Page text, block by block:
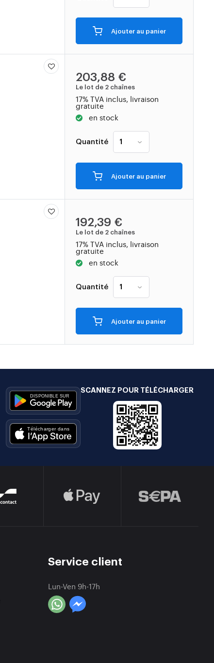
Ajouter au panier
203,88 €
Le lot de 2 chaînes
17% TVA inclus, livraison
gratuite
en stock
Quantité
Ajouter au panier
192,39 €
Le lot de 2 chaînes
17% TVA inclus, livraison
gratuite
en stock
Quantité
Ajouter au panier
SCANNEZ POUR TÉLÉCHARGER
Service client
Lun-Ven 9h-17h